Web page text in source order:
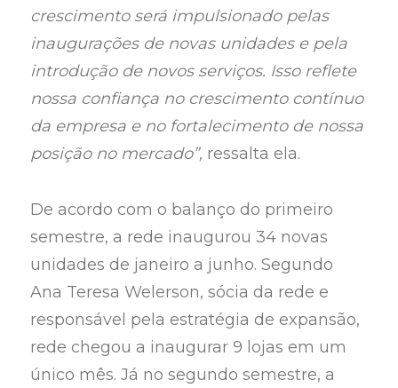
crescimento será impulsionado pelas
inaugurações de novas unidades e pela
introdução de novos serviços. Isso reflete
nossa confiança no crescimento contínuo
da empresa e no fortalecimento de nossa
posição no mercado”, ressalta ela.
De acordo com o balanço do primeiro
semestre, a rede inaugurou 34 novas
unidades de janeiro a junho. Segundo
Ana Teresa Welerson, sócia da rede e
responsável pela estratégia de expansão,
rede chegou a inaugurar 9 lojas em um
único mês. Já no segundo semestre, a